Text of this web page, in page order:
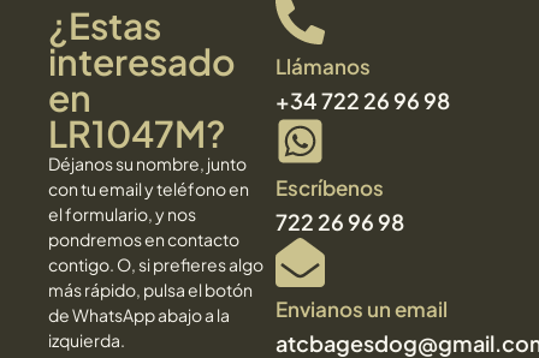
¿Estas
interesado
en
LR1047M?
Déjanos su nombre, junto
con tu email y teléfono en
el formulario, y nos
pondremos en contacto
contigo. O, si prefieres algo
más rápido, pulsa el botón
de WhatsApp abajo a la
izquierda.
Llámanos
+34 722 26 96 98
Escríbenos
722 26 96 98
Envianos un email